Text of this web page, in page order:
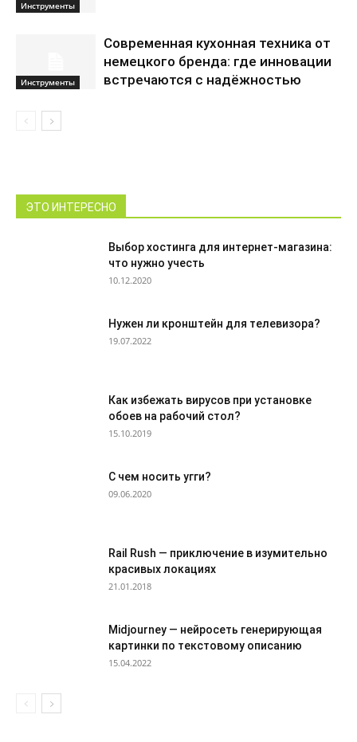
Инструменты
Инструменты
Современная кухонная техника от
немецкого бренда: где инновации
встречаются с надёжностью
ЭТО ИНТЕРЕСНО
Выбор хостинга для интернет-магазина:
что нужно учесть
10.12.2020
Нужен ли кронштейн для телевизора?
19.07.2022
Как избежать вирусов при установке
обоев на рабочий стол?
15.10.2019
С чем носить угги?
09.06.2020
Rail Rush — приключение в изумительно
красивых локациях
21.01.2018
Midjourney — нейросеть генерирующая
картинки по текстовому описанию
15.04.2022